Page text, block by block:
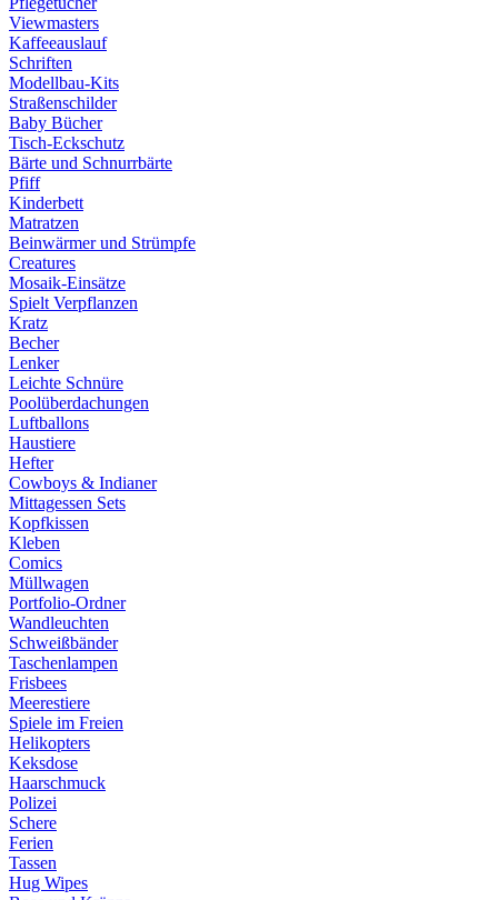
Viewmasters
Kaffeeauslauf
Schriften
Modellbau-Kits
Straßenschilder
Baby Bücher
Tisch-Eckschutz
Bärte und Schnurrbärte
Pfiff
Kinderbett
Matratzen
Beinwärmer und Strümpfe
Creatures
Mosaik-Einsätze
Spielt Verpflanzen
Kratz
Becher
Lenker
Leichte Schnüre
Poolüberdachungen
Luftballons
Haustiere
Hefter
Cowboys & Indianer
Mittagessen Sets
Kopfkissen
Kleben
Comics
Müllwagen
Portfolio-Ordner
Wandleuchten
Schweißbänder
Taschenlampen
Frisbees
Meerestiere
Spiele im Freien
Helikopters
Keksdose
Haarschmuck
Polizei
Schere
Ferien
Tassen
Hug Wipes